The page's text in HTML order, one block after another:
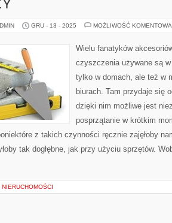
GRU - 13 - 2025 MOŻLIWOŚĆ
Wielu fanatyków
czyszczenia używane są
tylko w domach, ale też w
biurach. Tam przydaje się
dzięki nim możliwe jest
posprzątanie w krótkim
z takich czynności ręcznie zajęłoby
tak dogłębne, jak przy użyciu sprzętów.
NIERUCHOMOŚCI